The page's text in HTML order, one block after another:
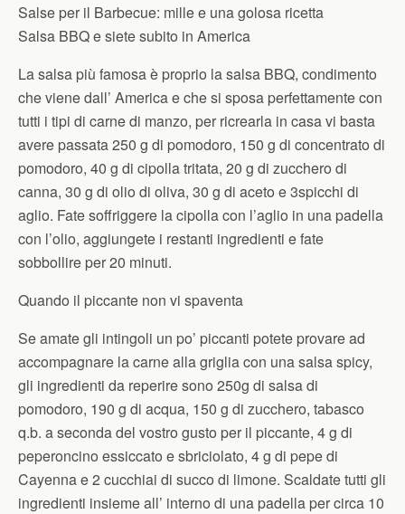
Salse per il Barbecue: mille e una golosa ricetta
Salsa BBQ e siete subito in America
La salsa più famosa è proprio la salsa BBQ, condimento
che viene dall’ America e che si sposa perfettamente con
tutti i tipi di carne di manzo, per ricrearla in casa vi basta
avere passata 250 g di pomodoro, 150 g di concentrato di
pomodoro, 40 g di cipolla tritata, 20 g di zucchero di
canna, 30 g di olio di oliva, 30 g di aceto e 3spicchi di
aglio. Fate soffriggere la cipolla con l’aglio in una padella
con l’olio, aggiungete i restanti ingredienti e fate
sobbollire per 20 minuti.
Quando il piccante non vi spaventa
Se amate gli intingoli un po’ piccanti potete provare ad
accompagnare la carne alla griglia con una salsa spicy,
gli ingredienti da reperire sono 250g di salsa di
pomodoro, 190 g di acqua, 150 g di zucchero, tabasco
q.b. a seconda del vostro gusto per il piccante, 4 g di
peperoncino essiccato e sbriciolato, 4 g di pepe di
Cayenna e 2 cucchiai di succo di limone. Scaldate tutti gli
ingredienti insieme all’ interno di una padella per circa 10